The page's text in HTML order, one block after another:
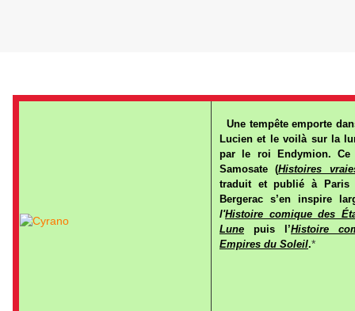
Une tempête emporte
Lucien et le voilà sur la
par le roi Endymion.
Samosate (Histoires
traduit et publié à Paris
Bergerac s’en inspire
l'Histoire comique des
Lune
puis l’Histoire
Empires du Soleil.*